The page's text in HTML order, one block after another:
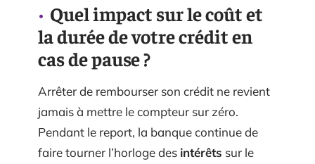
Quel impact sur le coût et
la durée de votre crédit en
cas de pause ?
Arrêter de rembourser son crédit ne revient
jamais à mettre le compteur sur zéro.
Pendant le report, la banque continue de
faire tourner l’horloge des intérêts sur le